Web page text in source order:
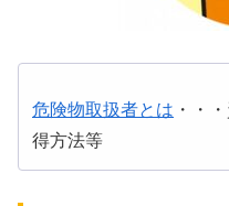
危険物取扱者とは ・・
得方法等